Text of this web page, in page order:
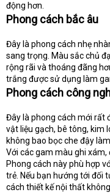
động hơn.
Phong cách bắc âu
Đây là phong cách nhẹ
sang trọng. Màu sắc chủ
rộng rãi và thoáng đãng
trắng được sử dụng làm
Phong cách công
Đây là phong cách mới rất
vật liệu gạch, bê tông, kim
không bao bọc che đậy
Với các gam màu ghi xám,
Phong cách này phù hợp
trẻ. Nếu bạn hướng tới đối
cách thiết kế nội thất